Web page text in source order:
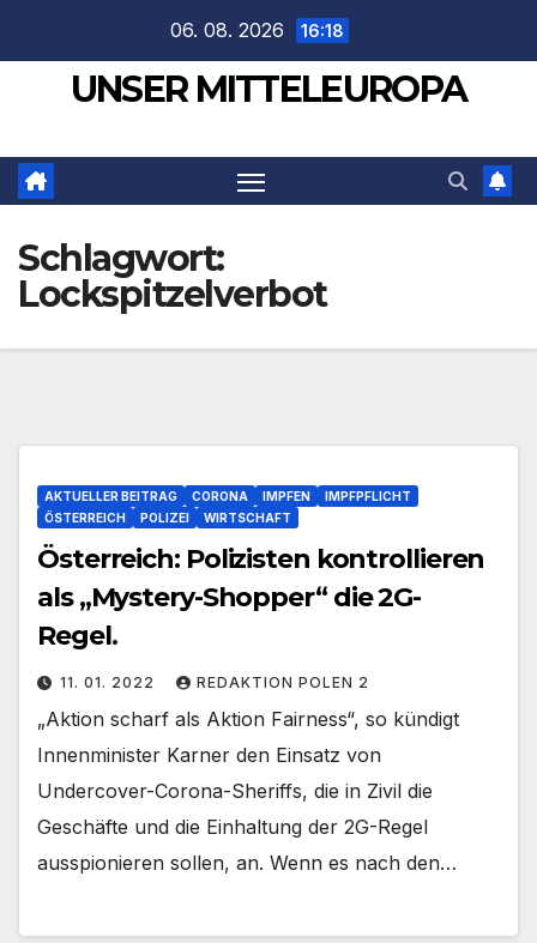
springen
06. 08. 2026 16:18
UNSER MITTELEUROPA
Schlagwort:
Lockspitzelverbot
AKTUELLER BEITRAG CORONA IMPFEN
IMPFPFLICHT
ÖSTERREICH
POLIZEI WIRTSCHAFT
Österreich: Polizisten kontrollieren
als „Mystery-Shopper“ die 2G-
Regel.
11. 01. 2022 REDAKTION POLEN 2
„Aktion scharf als Aktion Fairness“, so kündigt
Innenminister Karner den Einsatz von
Undercover-Corona-Sheriffs, die in Zivil die
Geschäfte und die Einhaltung der 2G-Regel
ausspionieren sollen, an. Wenn es nach den…